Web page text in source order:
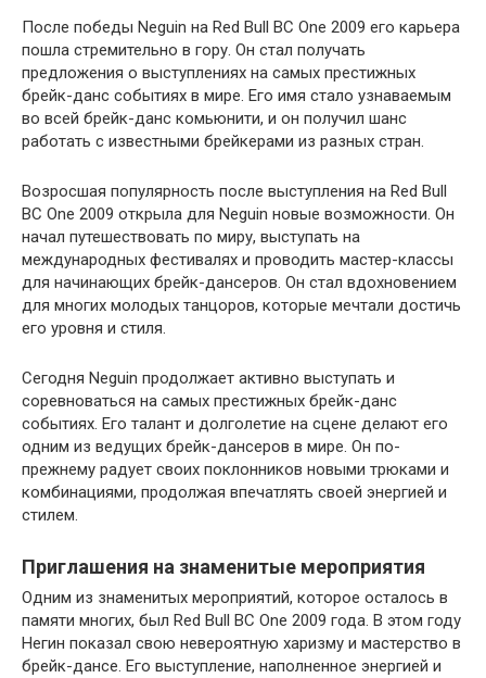
После победы Neguin на Red Bull BC One 2009 его карьера
пошла стремительно в гору. Он стал получать
предложения о выступлениях на самых престижных
брейк-данс событиях в мире. Его имя стало узнаваемым
во всей брейк-данс комьюнити, и он получил шанс
работать с известными брейкерами из разных стран.
Возросшая популярность после выступления на Red Bull
BC One 2009 открыла для Neguin новые возможности. Он
начал путешествовать по миру, выступать на
международных фестивалях и проводить мастер-классы
для начинающих брейк-дансеров. Он стал вдохновением
для многих молодых танцоров, которые мечтали достичь
его уровня и стиля.
Сегодня Neguin продолжает активно выступать и
соревноваться на самых престижных брейк-данс
событиях. Его талант и долголетие на сцене делают его
одним из ведущих брейк-дансеров в мире. Он по-
прежнему радует своих поклонников новыми трюками и
комбинациями, продолжая впечатлять своей энергией и
стилем.
Приглашения на знаменитые мероприятия
Одним из знаменитых мероприятий, которое осталось в
памяти многих, был Red Bull BC One 2009 года. В этом году
Негин показал свою невероятную харизму и мастерство в
брейк-дансе. Его выступление, наполненное энергией и